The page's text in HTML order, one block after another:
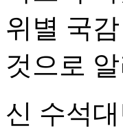
위별 국
것으로
신 수석